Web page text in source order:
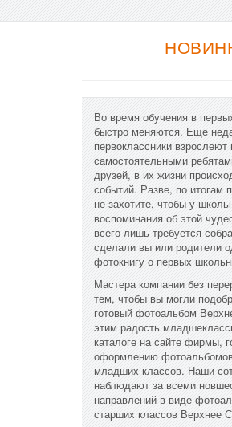
Во время обучения в
быстро меняются. Еще
первоклассники взрослеют
самостоятельными
друзей, в их жизни
событий. Разве, по итогам
не захотите, чтобы у
воспоминания об этой
всего лишь требуется
сделали вы или родители
фотокнигу о первых
Мастера компании без
тем, чтобы вы могли
готовый фотоальбом
этим радость
каталоге на сайте фирмы,
оформлению
младших классов. Наши
наблюдают за всеми
направлений в виде
старших классов Верхнее